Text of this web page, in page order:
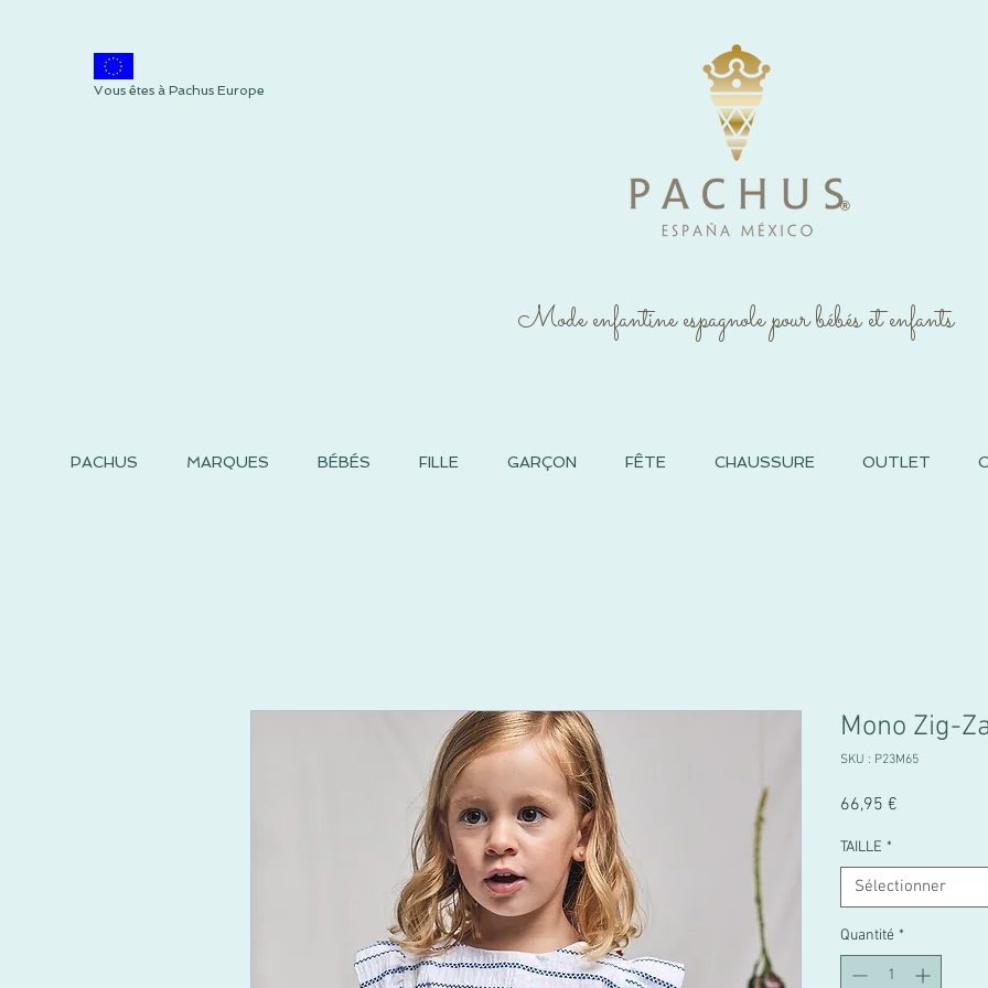
Vous êtes à Pachus Europe
®
Mode enfantine espagnole pour bébés et enfants
PACHUS MARQUES BÉBÉS FILLE GARÇON FÊTE CHAUSSURE OUTLET
Mono Zig-
SKU : P23M65
66,95 €
TAILLE *
Sélectionner
Quantité *